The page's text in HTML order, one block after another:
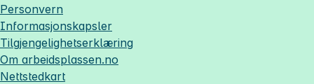
Personvern
Informasjonskapsler
Tilgjengelighetserklæring
Om arbeidsplassen.no
Nettstedkart